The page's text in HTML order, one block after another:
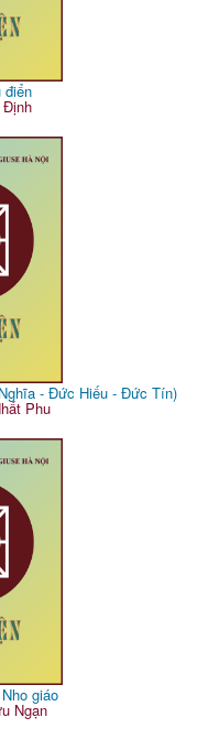
điển
Định
- Đức Hiếu - Đức Tín)
Phu
giáo
Ngạn